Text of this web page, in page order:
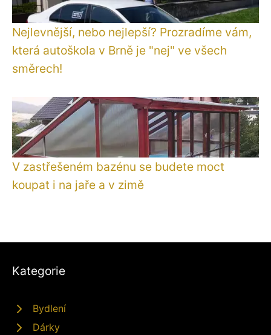
Nejlevnější, nebo nejlepší? Prozradíme vám,
která autoškola v Brně je "nej" ve všech
směrech!
V zastřešeném bazénu se budete moct
koupat i na jaře a v zimě
Kategorie
Bydlení
Dárky